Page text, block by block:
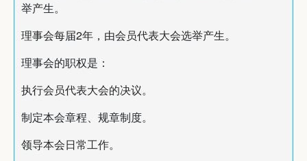
举产生。
理事会每届2年，由会员代表大会选举产生。
理事会的职权是：
执行会员代表大会的决议。
制定本会章程、规章制度。
领导本会日常工作。